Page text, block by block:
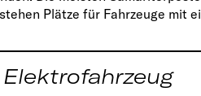
Plätze für Fahrzeuge mit